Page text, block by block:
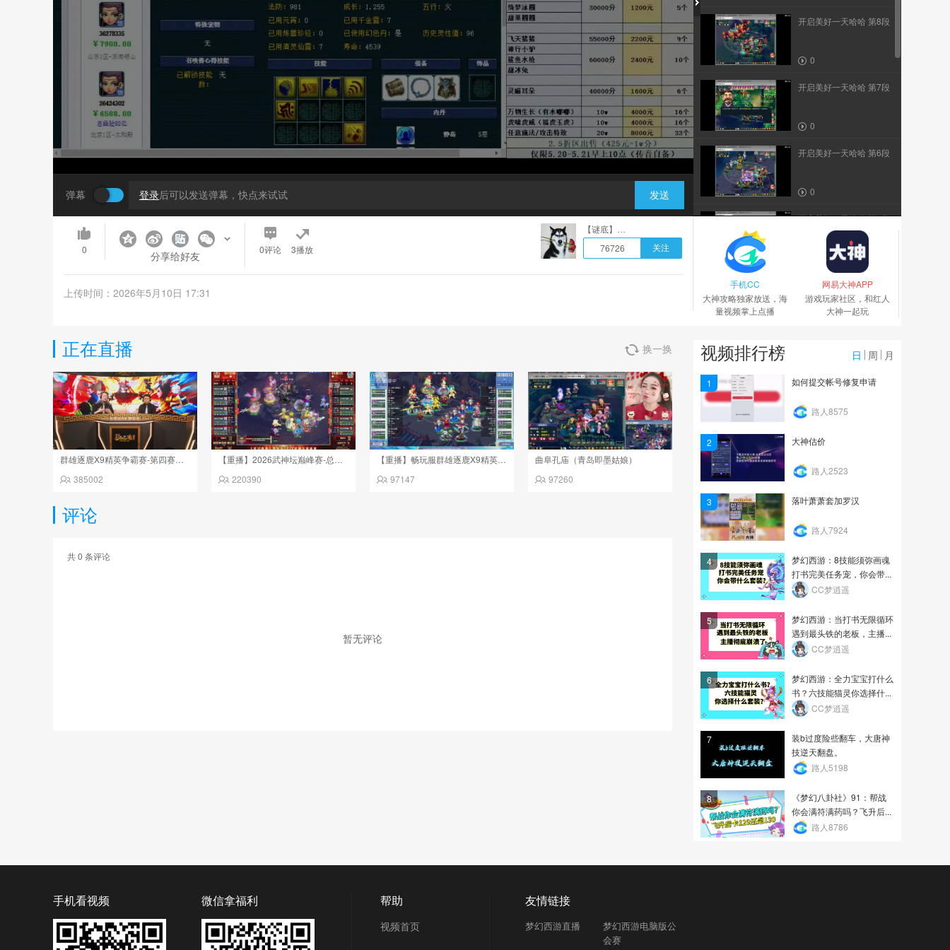
弹幕 登录后可以发送弹幕，快点来试试 发送
开启美好一天哈哈 第8段
0
开启美好一天哈哈 第7段
0
开启美好一天哈哈 第6段
0
开启美好一天哈哈 第5段
开启美好一天哈哈 第4段
开启美好一天哈哈 第3段
0
开启美好一天哈哈 第2段
0 分享给好友 0评论 3播放
76726
关注
上传时间：2026年5月10日 17:31
手机CC
大神攻略独家放送，海
量视频掌上点播
网易大神APP
游戏玩家社区，和红人
大神一起玩
换一换
正在直播
385002
220390
97147
曲阜孔庙（青岛即墨姑娘）
97260
评论
共0 条评论
暂无评论
视频排行榜 日 周 月
1 如何提交帐号修复申请
路人8575
2 大神估价
路人2523
3 落叶萧萧套加罗汉
路人7924
4
梦幻西游：8技能须弥画魂
打书完美任务宠，你会带...
CC梦逍遥
5
梦幻西游：当打书无限循环
遇到最头铁的老板，主播...
CC梦逍遥
6
梦幻西游：全力宝宝打什么
书？六技能猫灵你选择什...
CC梦逍遥
7
装b过度险些翻车，大唐神
技逆天翻盘。
路人5198
8
《梦幻八卦社》91：帮战
你会满符满药吗？飞升后...
路人8786
手机看视频 微信拿福利 帮助
视频首页
友情链接
梦幻西游直播
梦幻西游电脑版公
会赛